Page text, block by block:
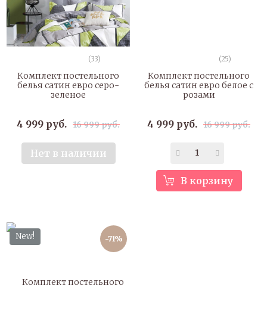
(33)
Комплект постельного
белья сатин евро серо-
зеленое
4 999 руб. 16 999 руб.
Нет в наличии
(25)
Комплект постельного
белья сатин евро белое с
розами
4 999 руб. 16 999 руб.
В корзину
New! -71%